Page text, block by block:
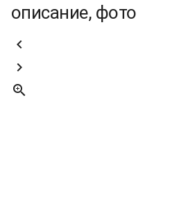
описание, фото


